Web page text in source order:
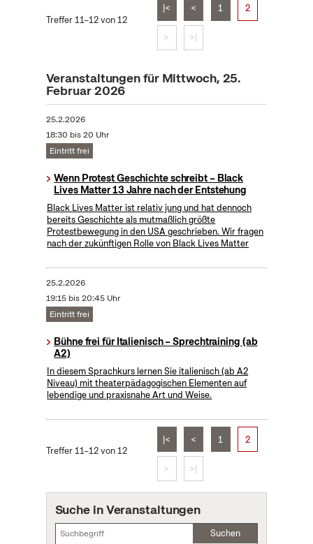
Treffer 11–12 von 12
|< < 1 2
> >|
Veranstaltungen für Mittwoch, 25.
Februar 2026
25.2.2026
18:30 bis 20 Uhr
Eintritt frei
Wenn Protest Geschichte schreibt – Black
Lives Matter 13 Jahre nach der Entstehung
Black Lives Matter ist relativ jung und hat dennoch
bereits Geschichte als mutmaßlich größte
Protestbewegung in den USA geschrieben. Wir fragen
nach der zukünftigen Rolle von Black Lives Matter
25.2.2026
19:15 bis 20:45 Uhr
Eintritt frei
Bühne frei für Italienisch – Sprechtraining (ab
A2)
In diesem Sprachkurs lernen Sie italienisch (ab A2
Niveau) mit theaterpädagogischen Elementen auf
lebendige und praxisnahe Art und Weise.
Treffer 11–12 von 12
|< < 1 2
> >|
Suche in Veranstaltungen
Suchen